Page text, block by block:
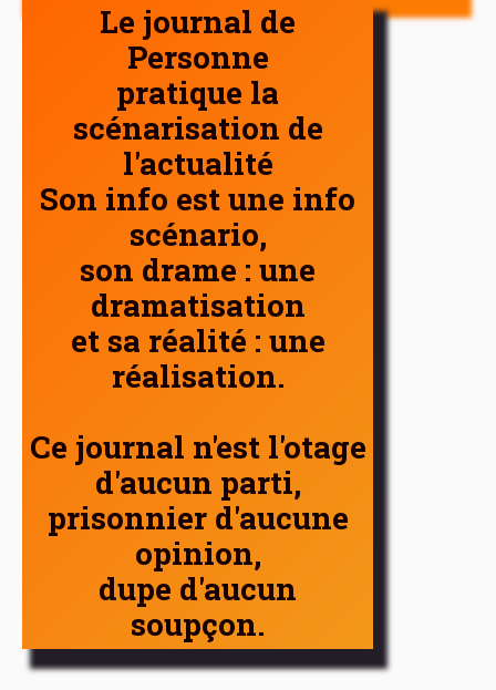
Le journal de
Personne
pratique la
scénarisation de
l'actualité
Son info est une info
scénario,
son drame : une
dramatisation
et sa réalité : une
réalisation.
Ce journal n'est l'otage
d'aucun parti,
prisonnier d'aucune
opinion,
dupe d'aucun
soupçon.